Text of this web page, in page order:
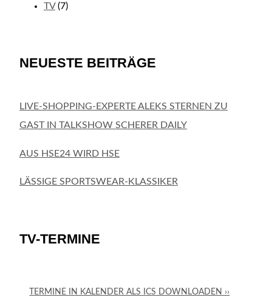
TV(7)
NEUESTE BEITRÄGE
LIVE-SHOPPING-EXPERTE ALEKS STERNEN ZU
GAST IN TALKSHOW SCHERER DAILY
AUS HSE24 WIRD HSE
LÄSSIGE SPORTSWEAR-KLASSIKER
TV-TERMINE
TERMINE IN KALENDER ALS ICS DOWNLOADEN ››